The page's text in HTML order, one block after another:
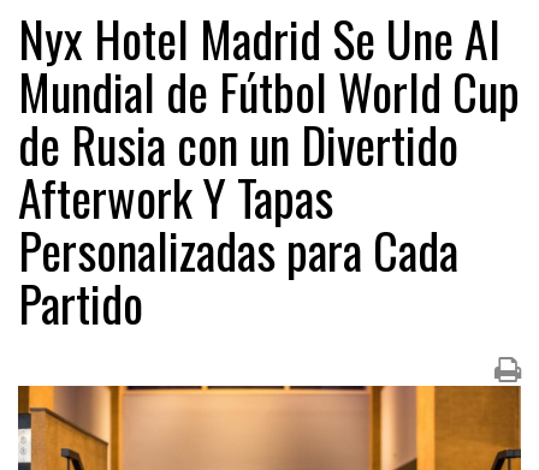
Nyx Hotel Madrid Se Une Al
Mundial de Fútbol World Cup
de Rusia con un Divertido
Afterwork Y Tapas
Personalizadas para Cada
Partido